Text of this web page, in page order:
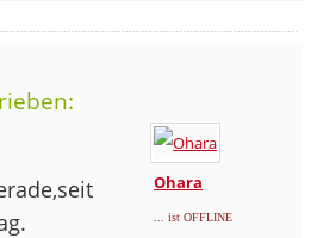
Ohara
... ist OFFLINE